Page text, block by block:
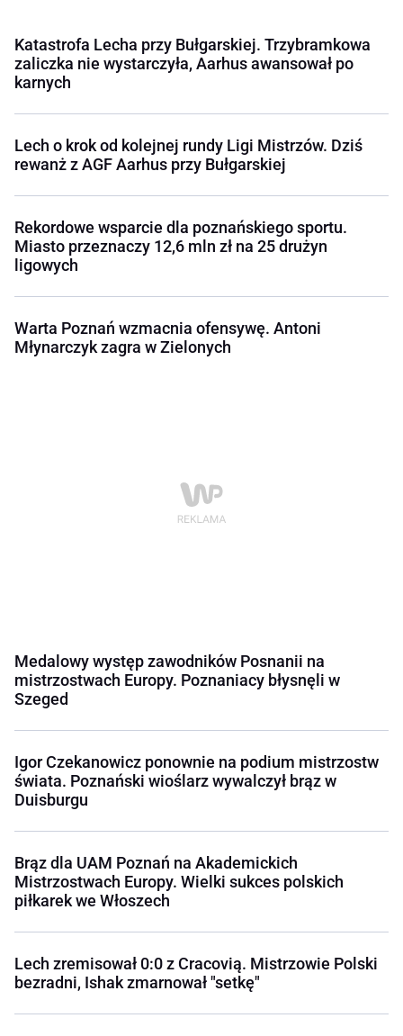
Katastrofa Lecha przy Bułgarskiej. Trzybramkowa
zaliczka nie wystarczyła, Aarhus awansował po
karnych
Lech o krok od kolejnej rundy Ligi Mistrzów. Dziś
rewanż z AGF Aarhus przy Bułgarskiej
Rekordowe wsparcie dla poznańskiego sportu.
Miasto przeznaczy 12,6 mln zł na 25 drużyn
ligowych
Warta Poznań wzmacnia ofensywę. Antoni
Młynarczyk zagra w Zielonych
Medalowy występ zawodników Posnanii na
mistrzostwach Europy. Poznaniacy błysnęli w
Szeged
Igor Czekanowicz ponownie na podium mistrzostw
świata. Poznański wioślarz wywalczył brąz w
Duisburgu
Brąz dla UAM Poznań na Akademickich
Mistrzostwach Europy. Wielki sukces polskich
piłkarek we Włoszech
Lech zremisował 0:0 z Cracovią. Mistrzowie Polski
bezradni, Ishak zmarnował "setkę"